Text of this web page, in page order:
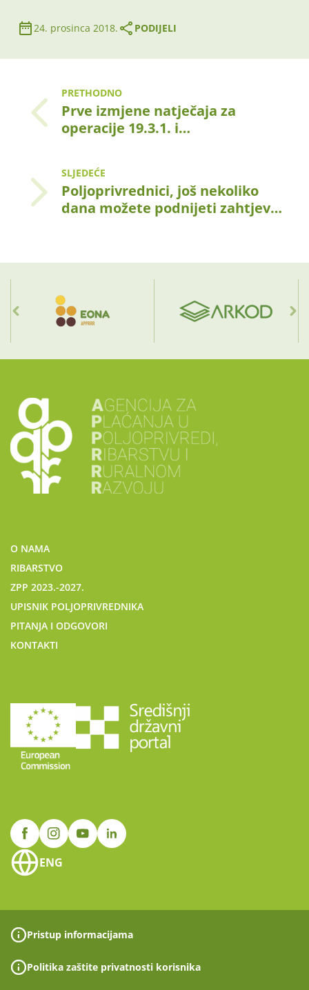
24. prosinca 2018. PODIJELI
PRETHODNO
Prve izmjene natječaja za
operacije 19.3.1. i…
SLJEDEĆE
Poljoprivrednici, još nekoliko
dana možete podnijeti zahtjev…
O NAMA
RIBARSTVO
ZPP 2023.-2027.
UPISNIK POLJOPRIVREDNIKA
PITANJA I ODGOVORI
KONTAKTI
ENG
Pristup informacijama
Politika zaštite privatnosti korisnika